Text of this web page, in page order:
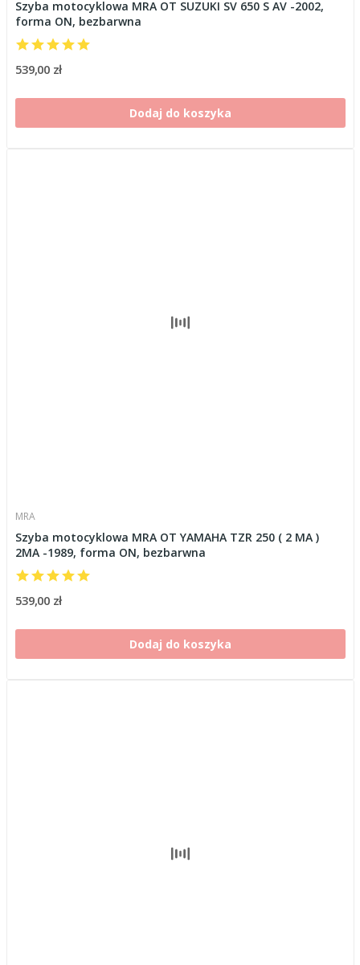
Szyba motocyklowa MRA OT SUZUKI SV 650 S AV -2002,
forma ON, bezbarwna
539,00 zł
Dodaj do koszyka
MRA
Szyba motocyklowa MRA OT YAMAHA TZR 250 ( 2 MA )
2MA -1989, forma ON, bezbarwna
539,00 zł
Dodaj do koszyka